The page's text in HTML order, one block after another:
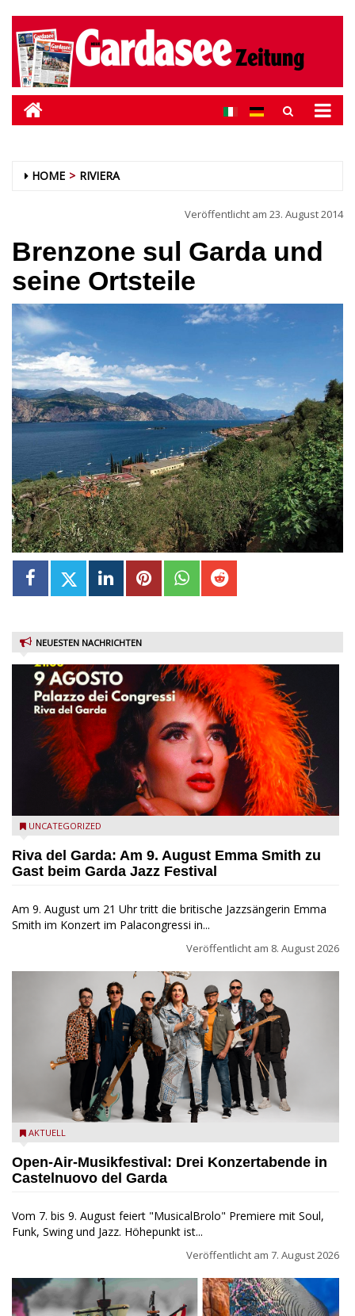
HOME RIVIERA
Veröffentlicht am 23. August 2014
Brenzone sul Garda und
seine Ortsteile
NEUESTEN NACHRICHTEN
Riva del Garda - Emma Smith zu Gast beim Garda Jazz
UNCATEGORIZED
Riva del Garda: Am 9. August Emma Smith zu
Gast beim Garda Jazz Festival
Am 9. August um 21 Uhr tritt die britische Jazzsängerin Emma
Smith im Konzert im Palacongressi in...
Veröffentlicht am 8. August 2026
Castelnuovo del Garda: Die "Dirotta su Cuba" zu Gast beim
AKTUELL
Open-Air-Musikfestival: Drei Konzertabende in
Castelnuovo del Garda
Vom 7. bis 9. August feiert "MusicalBrolo" Premiere mit Soul,
Funk, Swing und Jazz. Höhepunkt ist...
Veröffentlicht am 7. August 2026